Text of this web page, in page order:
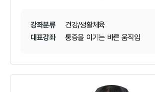
강좌분류
건강/생활체육
대표강좌
통증을 이기는 바른 움직임